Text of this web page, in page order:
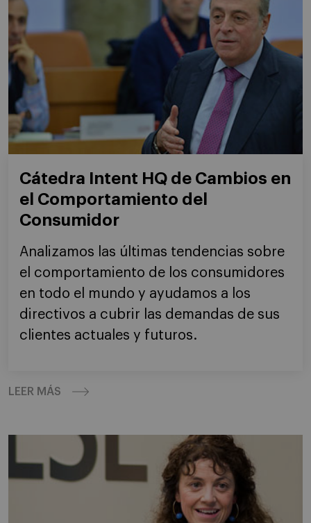
Cátedra Intent HQ de Cambios en
el Comportamiento del
Consumidor
Analizamos las últimas tendencias sobre
el comportamiento de los consumidores
en todo el mundo y ayudamos a los
directivos a cubrir las demandas de sus
clientes actuales y futuros.
LEER MÁS